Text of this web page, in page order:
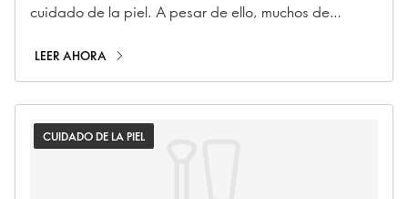
cuidado de la piel. A pesar de ello, muchos de
sérum y lo que realmente hace. Para arrojar luz sobre
sus increíbles beneficios, hemos recurrido a nuestro
respuestas a algunas preguntas candentes.
LEER AHORA
CUIDADO DE LA PIEL